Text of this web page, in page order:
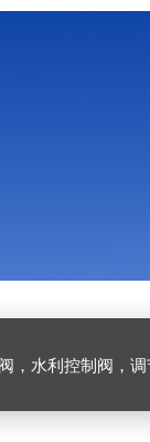
水利控制阀，调节